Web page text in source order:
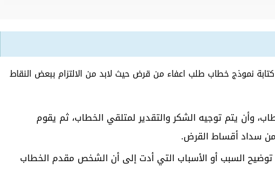
نموذج خطاب طلب اعفاء من قرض حيث لابد من الالتزام ببعض النقاط
وأن يتم توجيه الشكر والتقدير لمتلقي الخطاب، ثم يقوم
سداد أقساط القرض.
السبب أو الأسباب التي أدت إلى أن الشخص مقدم الخطاب